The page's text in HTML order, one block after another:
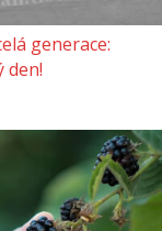
generace:
den!